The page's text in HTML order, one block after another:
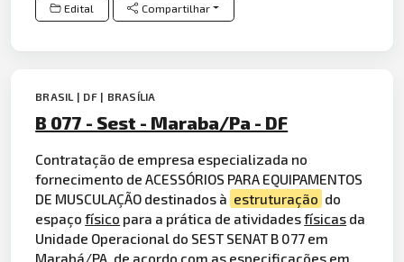
Edital Compartilhar
BRASIL | DF | BRASÍLIA
B 077 - Sest - Maraba/Pa - DF
Contratação de empresa especializada no
fornecimento de ACESSÓRIOS PARA EQUIPAMENTOS
DE MUSCULAÇÃO destinados à estruturação do
espaçofísico para a prática de atividadesfísicas da
Unidade Operacional do SEST SENAT B 077 em
Marabá/PA, de acordo com as especificações em